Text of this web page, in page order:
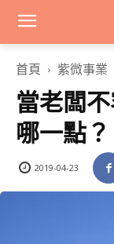
首頁 紫微事業
當老闆
哪一點？
2019-04-23